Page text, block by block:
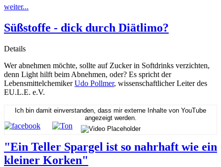
weiter...
Süßstoffe - dick durch Diätlimo?
Details
Wer abnehmen möchte, sollte auf Zucker in Softdrinks verzichten,
denn Light hilft beim Abnehmen, oder? Es spricht der
LebensmittelchemikerUdo Pollmer, wissenschaftlicher Leiter des
EU.L.E. e.V.
Ich bin damit einverstanden, dass mir externe Inhalte von YouTube
angezeigt werden.
"Ein Teller Spargel ist so nahrhaft wie ein
kleiner Korken"